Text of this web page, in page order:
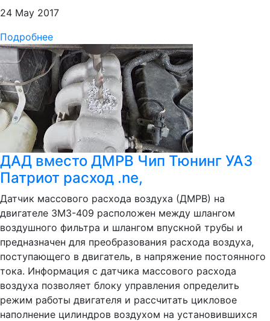
24 May 2017
Подробнее
ДАД вместо ДМРВ Чип Тюнинг УАЗ
Патриот расход .ne,
Датчик массового расхода воздуха (ДМРВ) на
двигателе ЗМЗ-409 расположен между шлангом
воздушного фильтра и шлангом впускной трубы и
предназначен для преобразования расхода воздуха,
поступающего в двигатель, в напряжение постоянного
тока. Информация с датчика массового расхода
воздуха позволяет блоку управления определить
режим работы двигателя и рассчитать цикловое
наполнение цилиндров воздухом на установившихся